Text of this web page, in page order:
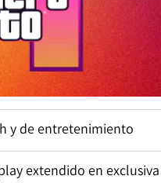
y de entretenimiento
extendido en exclusiva